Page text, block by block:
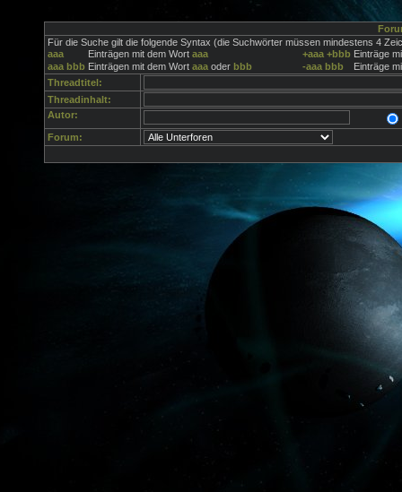
Für die Suche gilt die folgende Syntax (die Suchwörter müssen mindestens 4
aaa
Einträgen mit dem Wort aaa +aaa +bbb Einträge
aaa bbb Einträgen mit dem Wort aaa oder bbb -aaa bbb
Einträge
Threadtitel:
Threadinhalt:
Autor:
Forum: